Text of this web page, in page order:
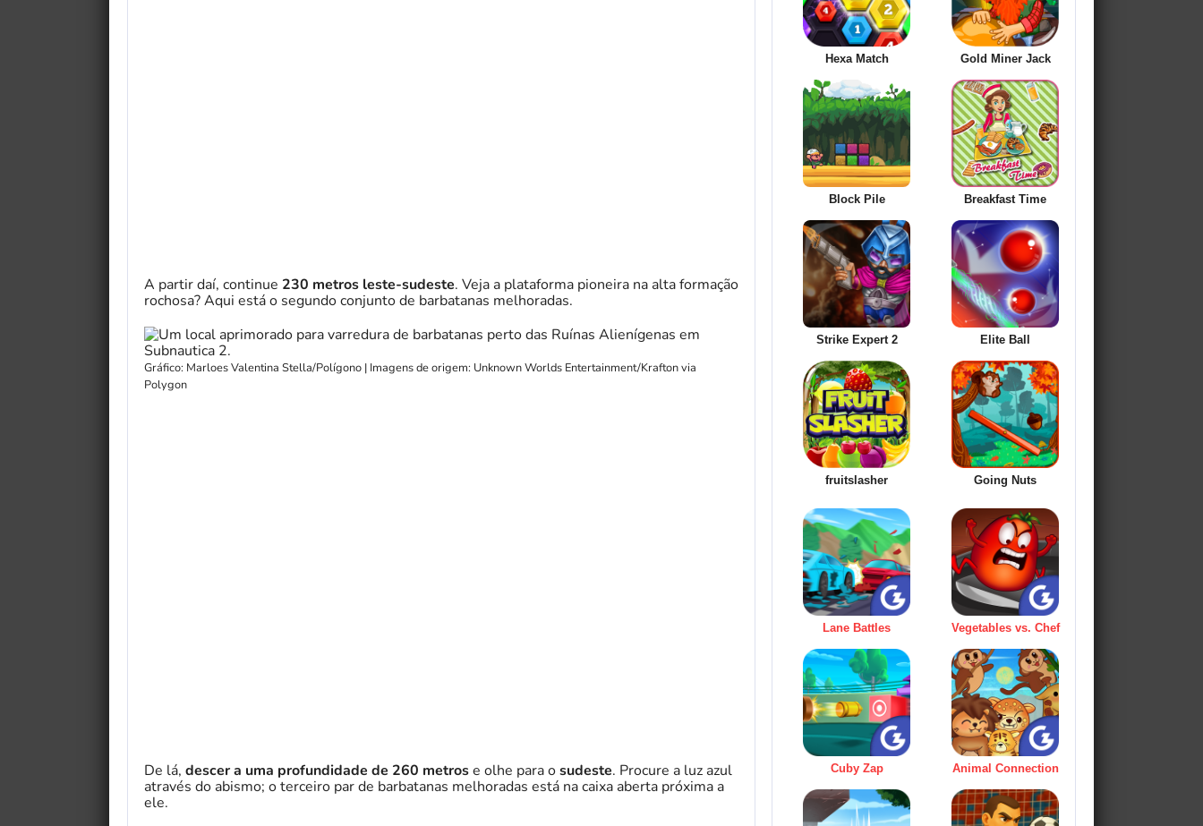
A partir daí, continue 230 metros leste-sudeste. Veja a plataforma pioneira na alta formação
rochosa? Aqui está o segundo conjunto de barbatanas melhoradas.
Gráfico: Marloes Valentina Stella/Polígono | Imagens de origem: Unknown Worlds Entertainment/Krafton via
Polygon
De lá, descer a uma profundidade de 260 metrose olhe para osudeste. Procure a luz azul
através do abismo; o terceiro par de barbatanas melhoradas está na caixa aberta próxima a
ele.
Hexa Match Gold Miner Jack
Block Pile Breakfast Time
Strike Expert 2 Elite Ball
fruitslasher Going Nuts
Lane Battles Vegetables vs. Chef
Cuby Zap Animal Connection